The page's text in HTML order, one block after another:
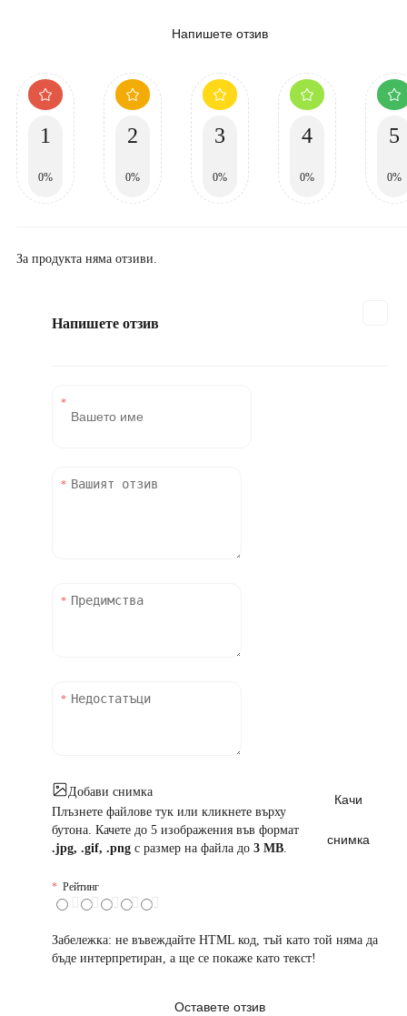
Напишете отзив
1
0%
2
0%
3
0%
4
0%
5
0%
За продукта няма отзиви.
Напишете отзив
Добави снимка
Плъзнете файлове тук или кликнете върху
бутона. Качете до 5 изображения във формат
.jpg, .gif, .png с размер на файла до 3 MB.
Качи
снимка
Рейтинг
Забележка: не въвеждайте HTML код, тъй като той няма да
бъде интерпретиран, а ще се покаже като текст!
Оставете отзив